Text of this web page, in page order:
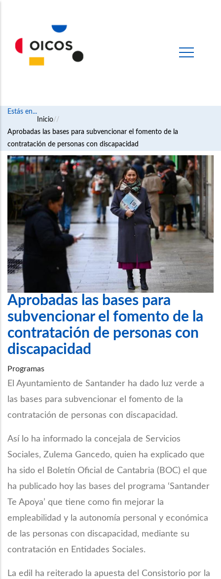
Estás en...
Ruta
de
navegación
Inicio
Aprobadas las bases para subvencionar el fomento de la
contratación de personas con discapacidad
Aprobadas las bases para
subvencionar el fomento de la
contratación de personas con
discapacidad
Programas
El Ayuntamiento de Santander ha dado luz verde a
las bases para subvencionar el fomento de la
contratación de personas con discapacidad.
Así lo ha informado la concejala de Servicios
Sociales, Zulema Gancedo, quien ha explicado que
ha sido el Boletín Oficial de Cantabria (BOC) el que
ha publicado hoy las bases del programa ‘Santander
Te Apoya’ que tiene como fin mejorar la
empleabilidad y la autonomía personal y económica
de las personas con discapacidad, mediante su
contratación en Entidades Sociales.
La edil ha reiterado la apuesta del Consistorio por la